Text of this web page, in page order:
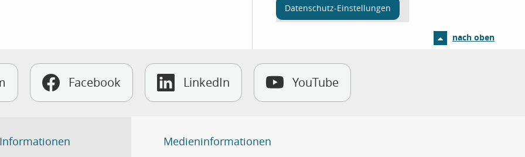
Datenschutz-Einstellungen
nach oben
Facebook LinkedIn YouTube
Medieninformationen